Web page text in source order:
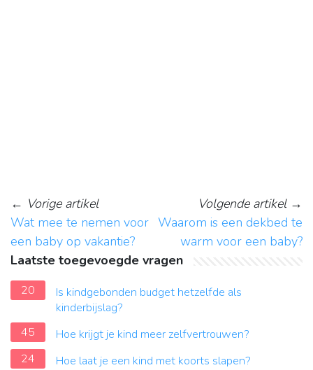
← Vorige artikel
Wat mee te nemen voor
een baby op vakantie?
Volgende artikel→
Waarom is een dekbed te
warm voor een baby?
Laatste toegevoegde vragen
20
Is kindgebonden budget hetzelfde als
kinderbijslag?
45
Hoe krijgt je kind meer zelfvertrouwen?
24
Hoe laat je een kind met koorts slapen?